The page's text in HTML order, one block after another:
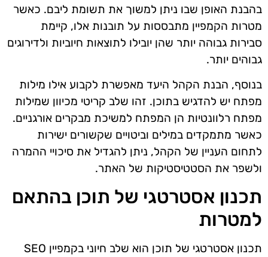
בהבנת האופן שבו ניתן למשוך את תשומת ליבם. כאשר
מטרות הקמפיין מתבססות על תובנות אלו, קיימת
סבירות גבוהה יותר שהן יובילו לתוצאות חיוביות ולדירוגים
גבוהים יותר.
בנוסף, הבנת הקהל היעד מאפשרת לקבוע אילו מילות
מפתח יש להדגיש בתוכן. זהו שלב קריטי מכיוון שמילות
מפתח רלוונטיות הן המפתח למשיכת מבקרים אורגניים.
כאשר מתמקדים במילים וביטויים שקשורים ישירות
לתחום העניין של הקהל, ניתן להגדיל את סיכויי ההמרה
ולשפר את הסטטיסטיקות של האתר.
תכנון אסטרטגי של תוכן בהתאם
למטרות
תכנון אסטרטגי של תוכן הוא שלב חיוני בקמפיין SEO